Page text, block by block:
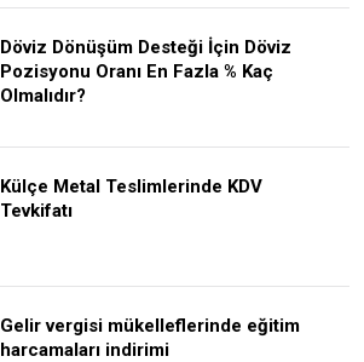
Döviz Dönüşüm Desteği İçin Döviz
Pozisyonu Oranı En Fazla % Kaç
Olmalıdır?
Külçe Metal Teslimlerinde KDV
Tevkifatı
Gelir vergisi mükelleflerinde eğitim
harcamaları indirimi